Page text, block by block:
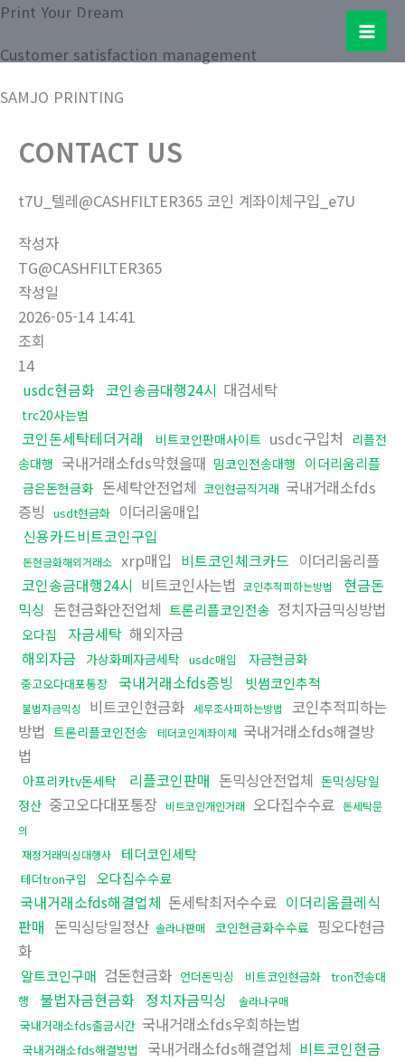
콘
츠
건
Samjo Printing Co. LTD.
Main
Print Your Dream
Customer satisfaction management
SAMJO PRINTING
CONTACT US
t7U_텔레@CASHFILTER365 코인 계좌이체구입_e7U
작성자
TG@CASHFILTER365
작성일
2026-05-14 14:41
조회
14
usdc현금화 코인송금대행24시 대검세탁
trc20사는법
코인돈세탁테더거래 비트코인판매사이트 usdc구입처 리플전
송대행 국내거래소fds막혔을때 밈코인전송대행 이더리움리플
금은돈현금화 돈세탁안전업체 코인현금직거래 국내거래소fds
증빙 usdt현금화 이더리움매입
신용카드비트코인구입
돈현금화해외거래소 xrp매입 비트코인체크카드 이더리움리플
코인송금대행24시 비트코인사는법 코인추적피하는방법
현금돈
믹싱 돈현금화안전업체 트론리플코인전송 정치자금믹싱방법
오다집 자금세탁 해외자금
해외자금
가상화폐자금세탁 usdc매입 자금현금화
중고오다대포통장 국내거래소fds증빙 빗썸코인추적
불법자금믹싱 비트코인현금화 세무조사피하는방법
코인추적피하는
방법 트론리플코인전송 테더코인계좌이체 국내거래소fds해결방
법
아프리카tv돈세탁 리플코인판매 돈믹싱안전업체 돈믹싱당일
정산 중고오다대포통장 비트코인개인거래 오다집수수료 돈세탁문
의
재정거래믹싱대행사
테더코인세탁
테더tron구입 오다집수수료
국내거래소fds해결업체 돈세탁최저수수료 이더리움클레식
판매 돈믹싱당일정산 솔라나판매 코인현금화수수료 핑오다현금
화
알트코인구매 검돈현금화 언더돈믹싱 비트코인현금화 tron전송대
행
불법자금현금화 정치자금믹싱 솔라나구매
국내거래소fds출금시간 국내거래소fds우회하는법
국내거래소fds해결방법 국내거래소fds해결업체 비트코인현금